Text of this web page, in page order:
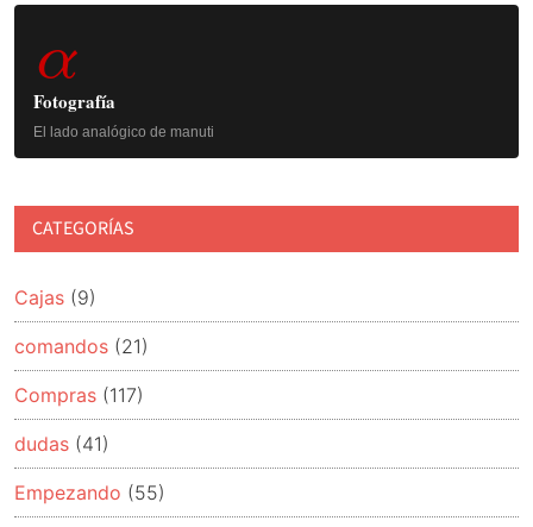
Barra
lateral
principal
α
Fotografía
El lado analógico de manuti
CATEGORÍAS
Cajas (9)
comandos (21)
Compras (117)
dudas (41)
Empezando (55)